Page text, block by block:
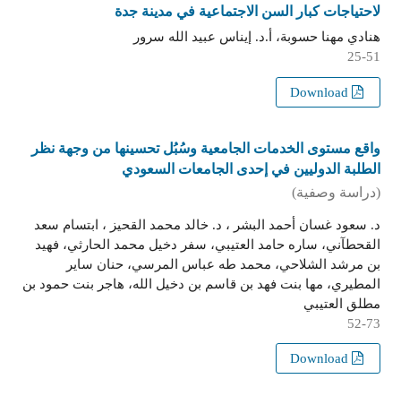
لاحتياجات كبار السن الاجتماعية في مدينة جدة
هنادي مهنا حسوبة، أ.د. إيناس عبيد الله سرور
25-51
واقع مستوى الخدمات الجامعية وسُبُل تحسينها من وجهة نظر
الطلبة الدوليين في إحدى الجامعات السعودي
(دراسة وصفية)
د. سعود غسان أحمد البشر ، د. خالد محمد القحيز ، ابتسام سعد
القحطآني، ساره حامد العتيبي، سفر دخيل محمد الحارثي، فهيد
بن مرشد الشلاحي، محمد طه عباس المرسي، حنان ساير
المطيري، مها بنت فهد بن قاسم بن دخيل الله، هاجر بنت حمود بن
مطلق العتيبي
52-73